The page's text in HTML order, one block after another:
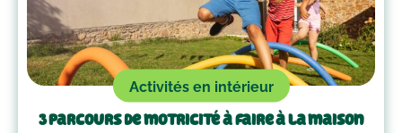
Activités en intérieur
3 parcours de motricité à faire à la maison